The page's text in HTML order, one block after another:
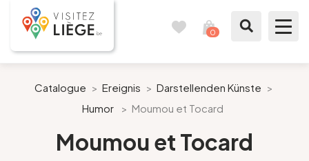
0
Wie ein Bürger von Lüttich
Meinen Aufenthalt vorbereiten
Catalogue > Ereignis > Darstellenden Künste >
Humor
> Moumou et Tocard
Moumou et Tocard